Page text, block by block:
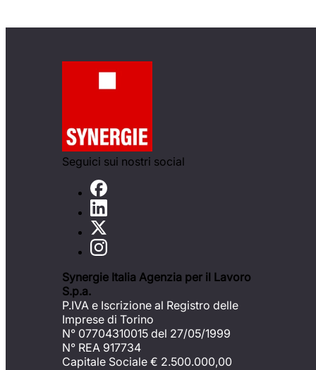
Seguici sui nostri social
Synergie Italia Agenzia per il Lavoro
S.p.a.
P.IVA e Iscrizione al Registro delle
Imprese di Torino
N° 07704310015 del 27/05/1999
N° REA 917734
Capitale Sociale € 2.500.000,00